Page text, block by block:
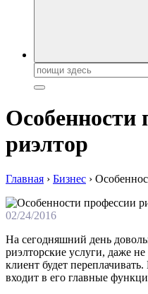
Поиск:
Особенности
риэлтор
Главная › Бизнес ›
02/24/2016
На сегодняшний день
риэлторские услуги, даже
клиент будет
входит в его главные